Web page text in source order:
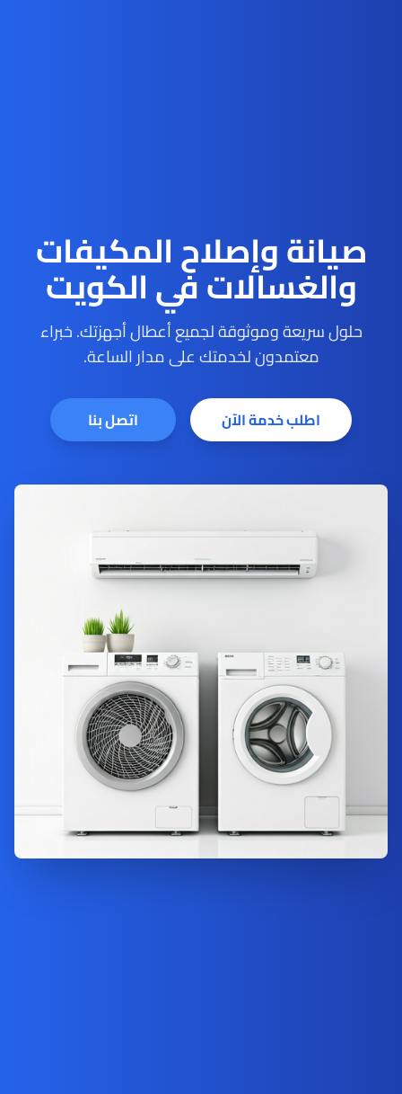
صيانة وإصلاح المكيفات
والغسالات في الكويت
حلول سريعة وموثوقة لجميع أعطال أجهزتك. خبراء
معتمدون لخدمتك على مدار الساعة.
اطلب خدمة الآن اتصل بنا